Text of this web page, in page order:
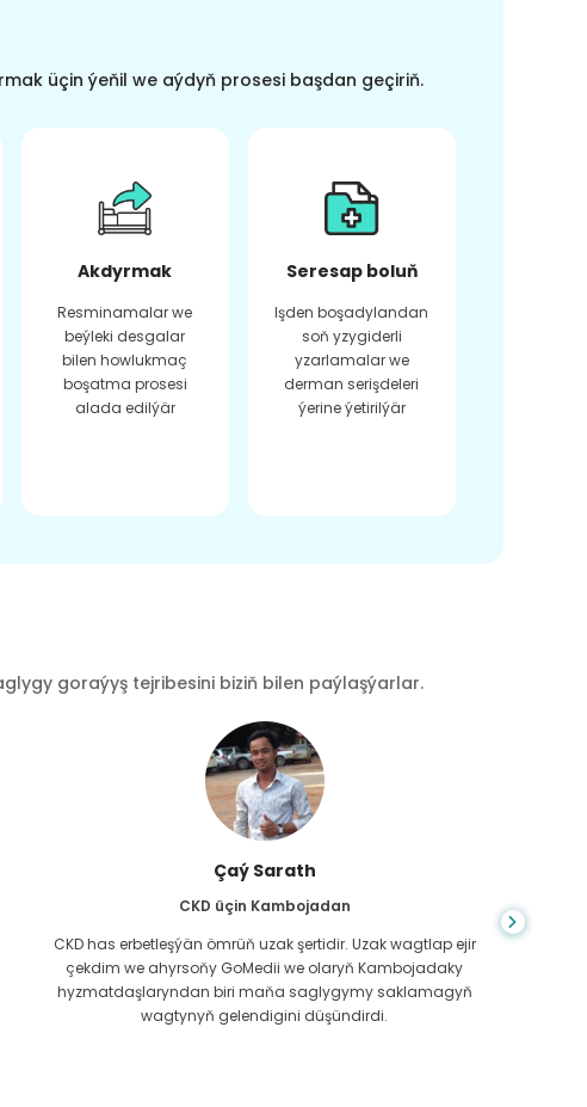
üçin ýeňil we aýdyň prosesi başdan geçiriň.
Akdyrmak
Resminamalar we
beýleki desgalar
bilen howlukmaç
boşatma prosesi
alada edilýär
Seresap boluň
Işden boşadylandan
soň yzygiderli
yzarlamalar we
derman serişdeleri
ýerine ýetirilýär
goraýyş tejribesini biziň bilen paýlaşýarlar.
Çaý Sarath
CKD üçin Kambojadan
CKD has erbetleşýän ömrüň uzak şertidir. Uzak wagtlap ejir
çekdim we ahyrsoňy GoMedii we olaryň Kambojadaky
hyzmatdaşlaryndan biri maňa saglygymy saklamagyň
wagtynyň gelendigini düşündirdi.